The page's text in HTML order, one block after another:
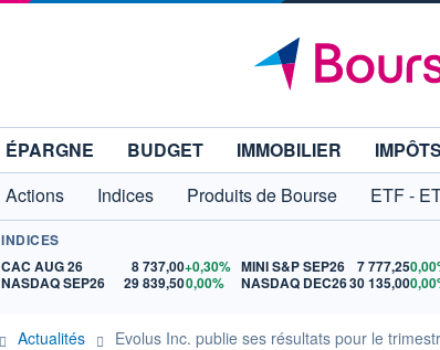
ÉPARGNE BUDGET IMMOBILIER IMPÔTS
Actions Indices Produits de Bourse ETF -
INDICES
CAC AUG 26
8 737,00+0,30%
NASDAQ SEP26
29 839,500,00%
MINI S&P SEP26 7 777,25
NASDAQ DEC2630 135,00
Actualités Evolus Inc. publie ses résultats pour le